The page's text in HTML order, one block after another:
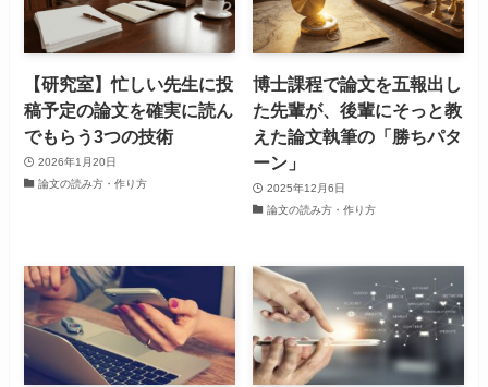
【研究室】忙しい先生に投
稿予定の論文を確実に読ん
でもらう3つの技術
2026年1月20日
論文の読み方・作り方
博士課程で論文を五報出し
た先輩が、後輩にそっと教
えた論文執筆の「勝ちパタ
ーン」
2025年12月6日
論文の読み方・作り方